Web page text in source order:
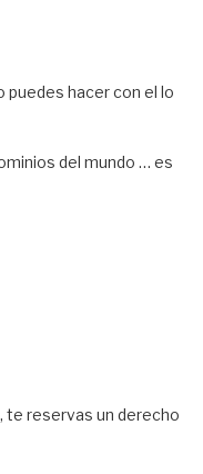
puedes hacer con el lo
del mundo … es
te reservas un derecho